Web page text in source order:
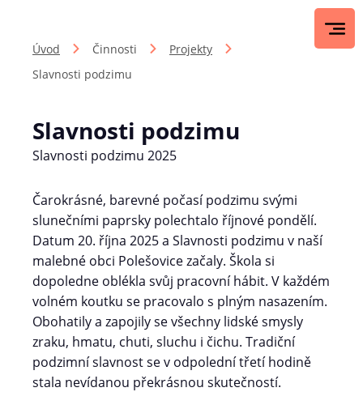
Úvod Činnosti
Projekty
Slavnosti podzimu
Slavnosti podzimu
Slavnosti podzimu 2025
Čarokrásné, barevné počasí podzimu svými
slunečními paprsky polechtalo říjnové pondělí.
Datum 20. října 2025 a Slavnosti podzimu v naší
malebné obci Polešovice začaly. Škola si
dopoledne oblékla svůj pracovní hábit. V každém
volném koutku se pracovalo s plným nasazením.
Obohatily a zapojily se všechny lidské smysly
zraku, hmatu, chuti, sluchu i čichu. Tradiční
podzimní slavnost se v odpolední třetí hodině
stala nevídanou překrásnou skutečností.